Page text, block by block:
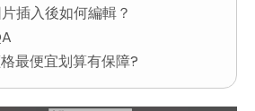
插入後如何編輯？
最便宜划算有保障?